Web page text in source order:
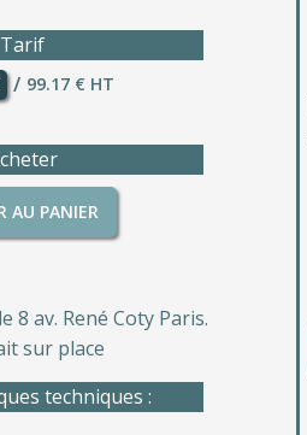
Tarif
/ 99.17 € HT
AU PANIER
8 av. René Coty Paris.
sur place
techniques :